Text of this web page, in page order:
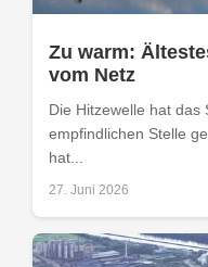
Zu warm:
vom Netz
Die Hitzewelle hat das
empfindlichen Stelle
hat...
27. Juni 2026